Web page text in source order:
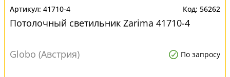
41710-4 56262
Потолочный светильник Zarima 41710-4
Globo (Австрия) По запросу